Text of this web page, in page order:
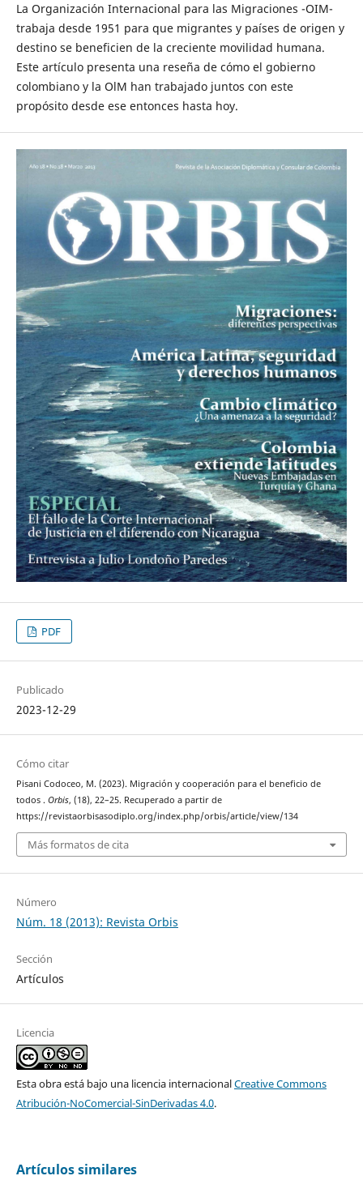
La Organización Internacional para las Migraciones -OIM-
trabaja desde 1951 para que migrantes y países de origen y
destino se beneficien de la creciente movilidad humana.
Este artículo presenta una reseña de cómo el gobierno
colombiano y la OlM han trabajado juntos con este
propósito desde ese entonces hasta hoy.
PDF
Publicado
2023-12-29
Cómo citar
Pisani Codoceo, M. (2023). Migración y cooperación para el beneficio de
todos . Orbis, (18), 22–25. Recuperado a partir de
https://revistaorbisasodiplo.org/index.php/orbis/article/view/134
Más formatos de cita
Número
Núm. 18 (2013): Revista Orbis
Sección
Artículos
Licencia
Esta obra está bajo una licencia internacionalCreative Commons
Atribución-NoComercial-SinDerivadas 4.0.
Artículos similares